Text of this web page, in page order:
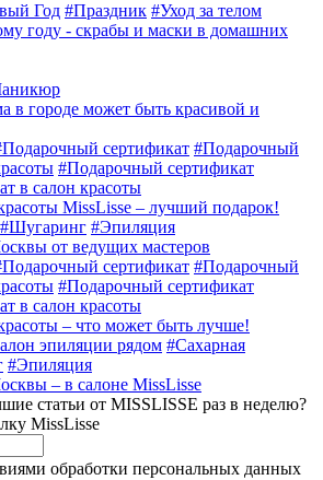
Год #Праздник #Уход за телом
году - скрабы и маски в домашних
городе может быть красивой и
Подарочный сертификат #Подарочный
#Подарочный сертификат
в салон красоты
MissLisse – лучший подарок!
#Шугаринг #Эпиляция
от ведущих мастеров
Подарочный сертификат #Подарочный
#Подарочный сертификат
в салон красоты
– что может быть лучше!
эпиляции рядом #Сахарная
#Эпиляция
– в салоне MissLisse
статьи от MISSLISSE раз в неделю?
MissLisse
обработки персональных данных